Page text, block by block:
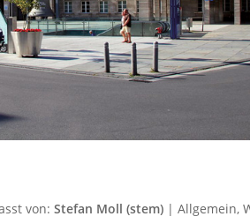
von:Stefan Moll (stem) |Allgemein,